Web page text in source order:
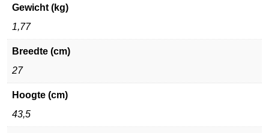
Gewicht (kg)
1,77
Breedte (cm)
27
Hoogte (cm)
43,5